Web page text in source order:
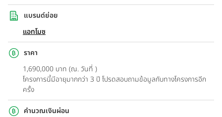
แบรนด์ย่อย
แอทโมซ
ราคา
1,690,000 บาท (ณ. วันที่ )
โครงการนี้มีอายุมากกว่า 3 ปี โปรดสอบถามข้อมูลกับทางโครงการอีก
ครั้ง
คำนวณเงินผ่อน